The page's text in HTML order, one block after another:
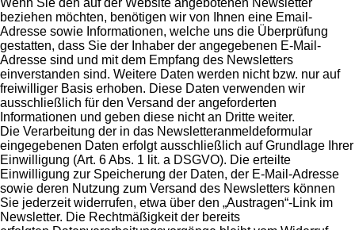
Wenn Sie den auf der Website angebotenen Newsletter
beziehen möchten, benötigen wir von Ihnen eine Email-
Adresse sowie Informationen, welche uns die Überprüfung
gestatten, dass Sie der Inhaber der angegebenen E-Mail-
Adresse sind und mit dem Empfang des Newsletters
einverstanden sind. Weitere Daten werden nicht bzw. nur auf
freiwilliger Basis erhoben. Diese Daten verwenden wir
ausschließlich für den Versand der angeforderten
Informationen und geben diese nicht an Dritte weiter.
Die Verarbeitung der in das Newsletteranmeldeformular
eingegebenen Daten erfolgt ausschließlich auf Grundlage Ihrer
Einwilligung (Art. 6 Abs. 1 lit. a DSGVO). Die erteilte
Einwilligung zur Speicherung der Daten, der E-Mail-Adresse
sowie deren Nutzung zum Versand des Newsletters können
Sie jederzeit widerrufen, etwa über den „Austragen“-Link im
Newsletter. Die Rechtmäßigkeit der bereits